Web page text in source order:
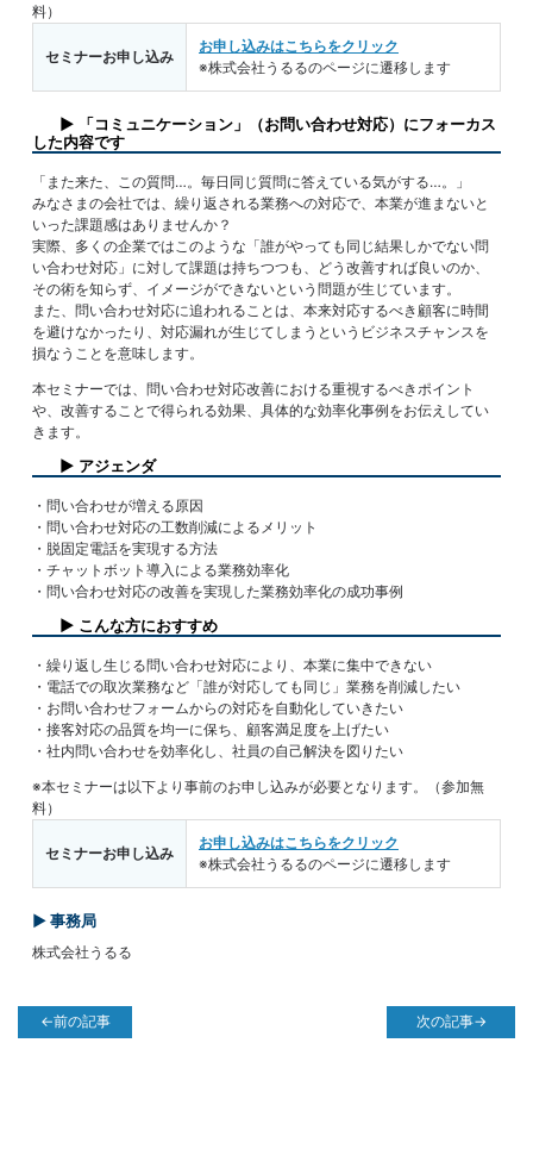
料）
セミナーお申し込み
お申し込みはこちらをクリック
※株式会社うるるのページに遷移します
▶ 「コミュニケーション」（お問い合わせ対応）にフォーカス
した内容です
「また来た、この質問…。毎日同じ質問に答えている気がする…。」
みなさまの会社では、繰り返される業務への対応で、本業が進まないと
いった課題感はありませんか？
実際、多くの企業ではこのような「誰がやっても同じ結果しかでない問
い合わせ対応」に対して課題は持ちつつも、どう改善すれば良いのか、
その術を知らず、イメージができないという問題が生じています。
また、問い合わせ対応に追われることは、本来対応するべき顧客に時間
を避けなかったり、対応漏れが生じてしまうというビジネスチャンスを
損なうことを意味します。
本セミナーでは、問い合わせ対応改善における重視するべきポイント
や、改善することで得られる効果、具体的な効率化事例をお伝えしてい
きます。
▶ アジェンダ
・問い合わせが増える原因
・問い合わせ対応の工数削減によるメリット
・脱固定電話を実現する方法
・チャットボット導入による業務効率化
・問い合わせ対応の改善を実現した業務効率化の成功事例
▶ こんな方におすすめ
・繰り返し生じる問い合わせ対応により、本業に集中できない
・電話での取次業務など「誰が対応しても同じ」業務を削減したい
・お問い合わせフォームからの対応を自動化していきたい
・接客対応の品質を均一に保ち、顧客満足度を上げたい
・社内問い合わせを効率化し、社員の自己解決を図りたい
※本セミナーは以下より事前のお申し込みが必要となります。（参加無
料）
セミナーお申し込み
お申し込みはこちらをクリック
※株式会社うるるのページに遷移します
▶ 事務局
株式会社うるる
←前の記事 次の記事→